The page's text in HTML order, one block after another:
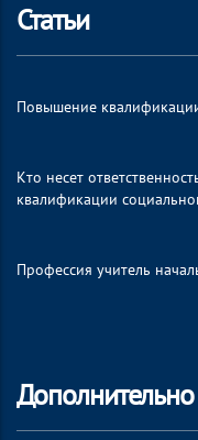
Статьи
Повышение
Кто несет
квалификации
Профессия учитель
Дополнительно